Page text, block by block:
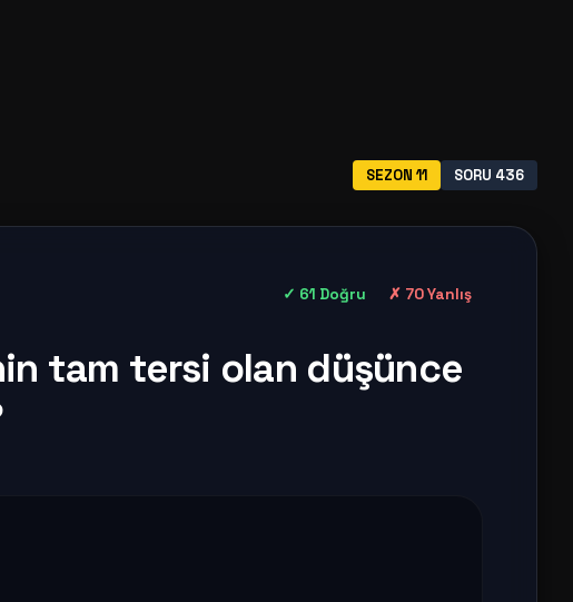
SEZON 11 SORU 436
✓ 61 Doğru ✗ 70 Yanlış
tam tersi olan düşünce